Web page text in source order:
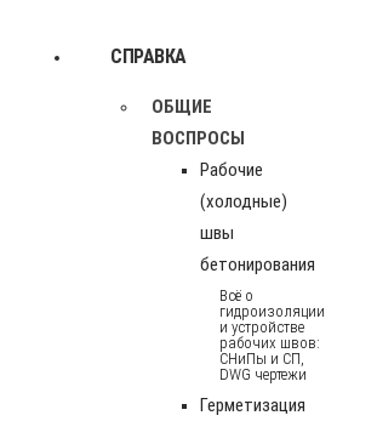
СПРАВКА
ОБЩИЕ
ВОСПРОСЫ
Рабочие
(холодные)
швы
бетонирования
Всё о
гидроизоляции
и устройстве
рабочих швов:
СНиПы и СП,
DWG чертежи
Герметизация